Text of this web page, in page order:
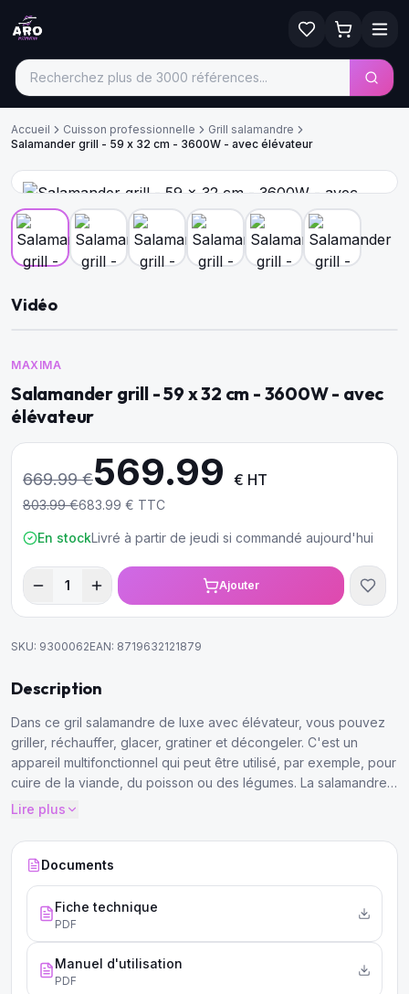
Accueil Cuisson professionnelle
Grill salamandre
Salamander grill - 59 x 32 cm - 3600W - avec élévateur
Vidéo
MAXIMA
Salamander grill - 59 x 32 cm - 3600W - avec
élévateur
669.99€569.99 € HT
803.99€683.99 € TTC
En stockLivré à partir de jeudi si commandé aujourd'hui
1 Ajouter
SKU: 9300062EAN: 8719632121879
Description
Dans ce gril salamandre de luxe avec élévateur, vous pouvez
griller, réchauffer, glacer, gratiner et décongeler. C'est un
appareil multifonctionnel qui peut être utilisé, par exemple, pour
cuire de la viande, du poisson ou des légumes. La salamandre
est réglable en hauteur et possède un design américain
Lire plus
Documents
Fiche technique
PDF
Manuel d'utilisation
PDF